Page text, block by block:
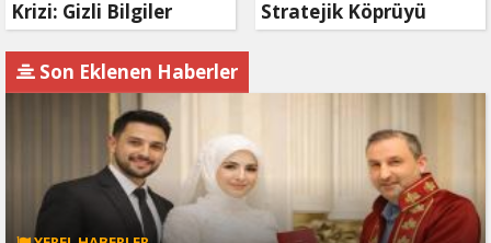
Krizi: Gizli Bilgiler
Gözaltında
Stratejik Köprüyü
Son Eklenen Haberler